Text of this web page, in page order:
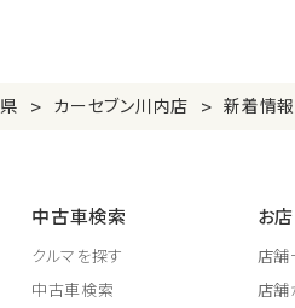
> カーセブン川内店 > 新着情報
中古車検索
クルマを探す
中古車検索
お
店舗
店舗